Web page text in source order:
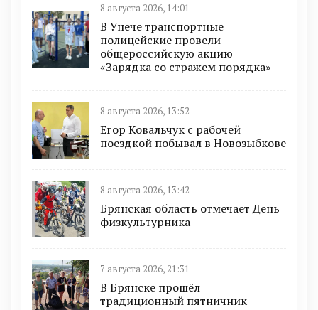
8 августа 2026, 14:01
В Унече транспортные
полицейские провели
общероссийскую акцию
«Зарядка со стражем порядка»
8 августа 2026, 13:52
Егор Ковальчук с рабочей
поездкой побывал в Новозыбкове
8 августа 2026, 13:42
Брянская область отмечает День
физкультурника
7 августа 2026, 21:31
В Брянске прошёл
традиционный пятничник